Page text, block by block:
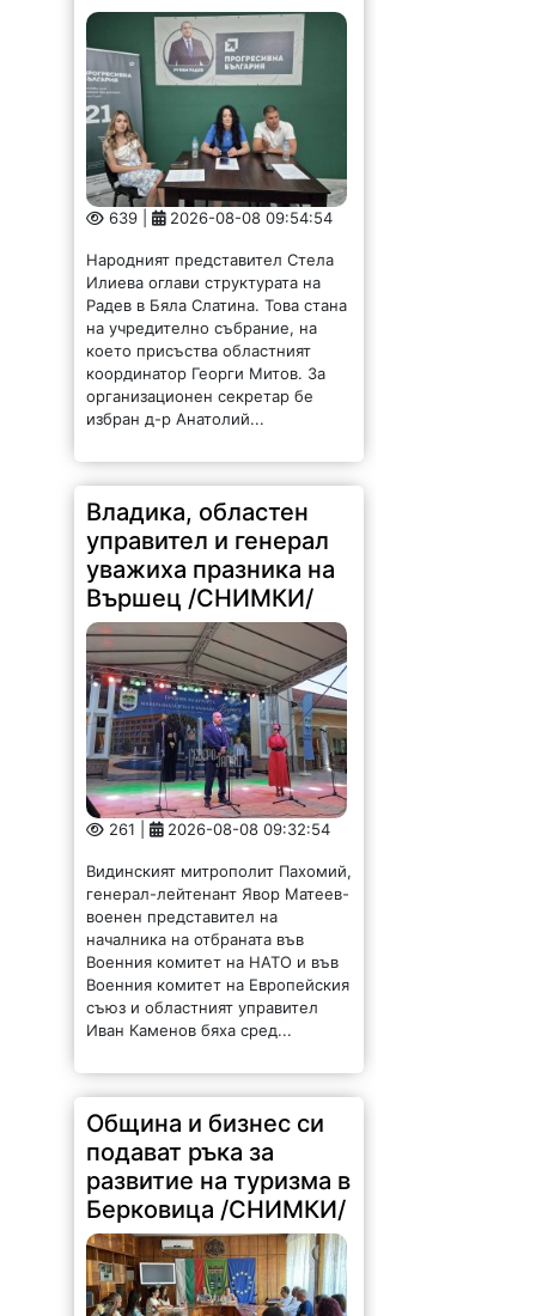
639 | 2026-08-08 09:54:54
Народният представител Стела
Илиева оглави структурата на
Радев в Бяла Слатина. Това стана
на учредително събрание, на
което присъства областният
координатор Георги Митов. За
организационен секретар бе
избран д-р Анатолий...
Владика, областен
управител и генерал
уважиха празника на
Вършец /СНИМКИ/
261 | 2026-08-08 09:32:54
Видинският митрополит Пахомий,
генерал-лейтенант Явор Матеев-
военен представител на
началника на отбраната във
Военния комитет на НАТО и във
Военния комитет на Европейския
съюз и областният управител
Иван Каменов бяха сред...
Община и бизнес си
подават ръка за
развитие на туризма в
Берковица /СНИМКИ/